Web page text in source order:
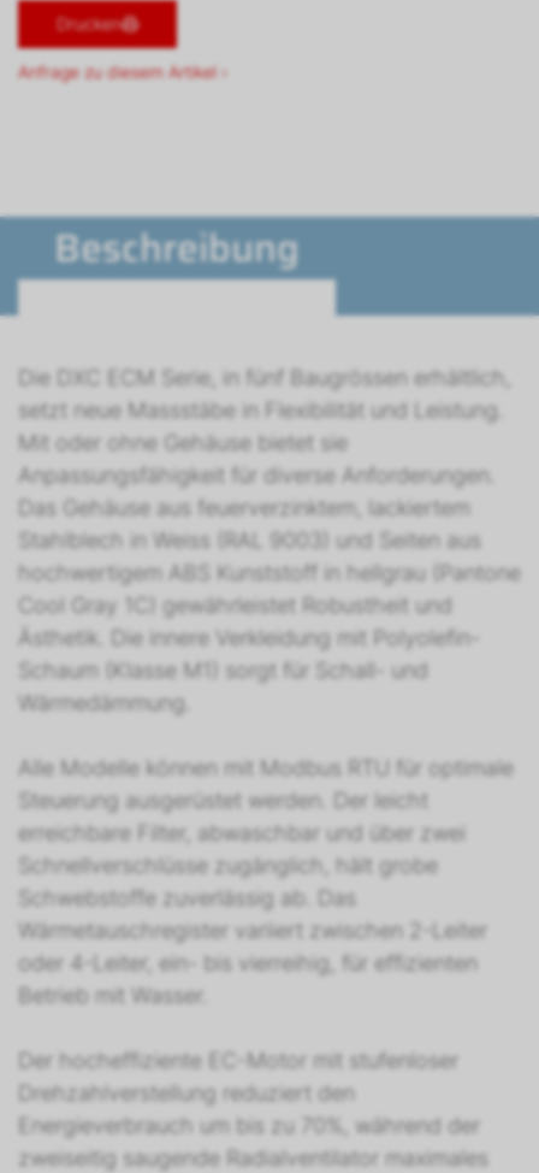
Drucken
Anfrage zu diesem Artikel ›
Beschreibung
Die DXC ECM Serie, in fünf Baugrössen erhältlich,
setzt neue Massstäbe in Flexibilität und Leistung.
Mit oder ohne Gehäuse bietet sie
Anpassungsfähigkeit für diverse Anforderungen.
Das Gehäuse aus feuerverzinktem, lackiertem
Stahlblech in Weiss (RAL 9003) und Seiten aus
hochwertigem ABS Kunststoff in hellgrau (Pantone
Cool Gray 1C) gewährleistet Robustheit und
Ästhetik. Die innere Verkleidung mit Polyolefin-
Schaum (Klasse M1) sorgt für Schall- und
Wärmedämmung.
Alle Modelle können mit Modbus RTU für optimale
Steuerung ausgerüstet werden. Der leicht
erreichbare Filter, abwaschbar und über zwei
Schnellverschlüsse zugänglich, hält grobe
Schwebstoffe zuverlässig ab. Das
Wärmetauschregister variiert zwischen 2-Leiter
oder 4-Leiter, ein- bis vierreihig, für effizienten
Betrieb mit Wasser.
Der hocheffiziente EC-Motor mit stufenloser
Drehzahlverstellung reduziert den
Energieverbrauch um bis zu 70%, während der
zweiseitig saugende Radialventilator maximales